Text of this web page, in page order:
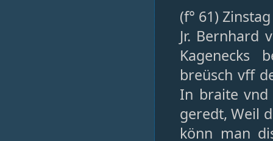
(f° 61)
Jr. Bernhard
Kagenecks
breüsch vff
In braite vnd
geredt, Weil
könn man